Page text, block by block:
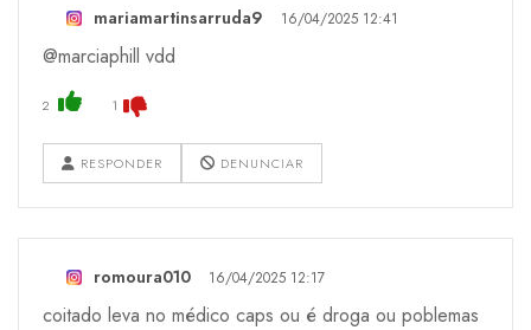
mariamartinsarruda9 16/04/2025 12:41
@marciaphill vdd
2 1
RESPONDER DENUNCIAR
romoura010 16/04/2025 12:17
coitado leva no médico caps ou é droga ou poblemas